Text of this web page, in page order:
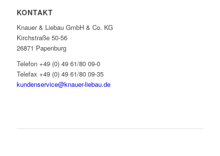
KONTAKT
Knauer & Liebau GmbH & Co. KG
Kirchstraße 50-56
26871 Papenburg
Telefon +49 (0) 49 61/80 09-0
Telefax +49 (0) 49 61/80 09-35
kundenservice@knauer-liebau.de